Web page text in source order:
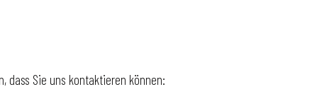
dass Sie uns kontaktieren können: